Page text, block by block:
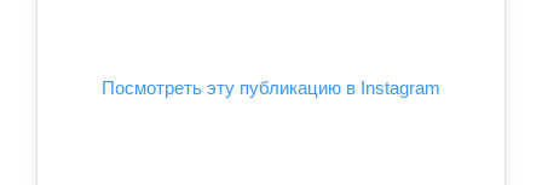
Посмотреть эту публикацию в Instagram